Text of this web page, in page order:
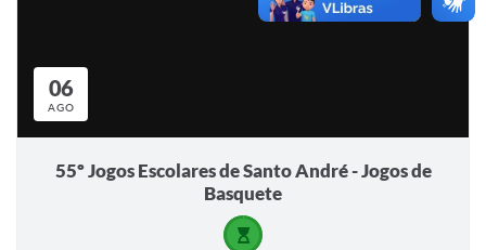
06
AGO
55º Jogos Escolares de Santo André - Jogos de
Basquete